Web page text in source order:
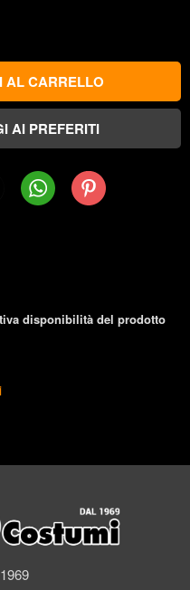
WhatsAppPinterest
disponibilità del prodotto